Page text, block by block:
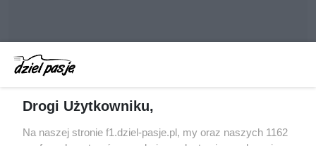
Drogi Użytkowniku,
Na naszej stronie f1.dziel-pasje.pl, my oraz naszych 1162